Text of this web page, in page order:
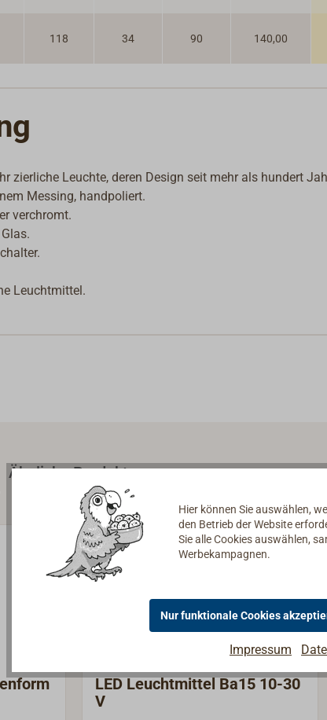
118 34 90 140,00
zierliche Leuchte, deren Design seit mehr als hundert
Messing, handpoliert.
verchromt.
Leuchtmittel.
Ähnliche Produkte
LED Leuchtmittel Ba15 10-30
V
Hier können Sie auswählen,
den Betrieb der Website
Sie alle Cookies auswählen,
Werbekampagnen.
Nur funktionale Cookies
Impressum